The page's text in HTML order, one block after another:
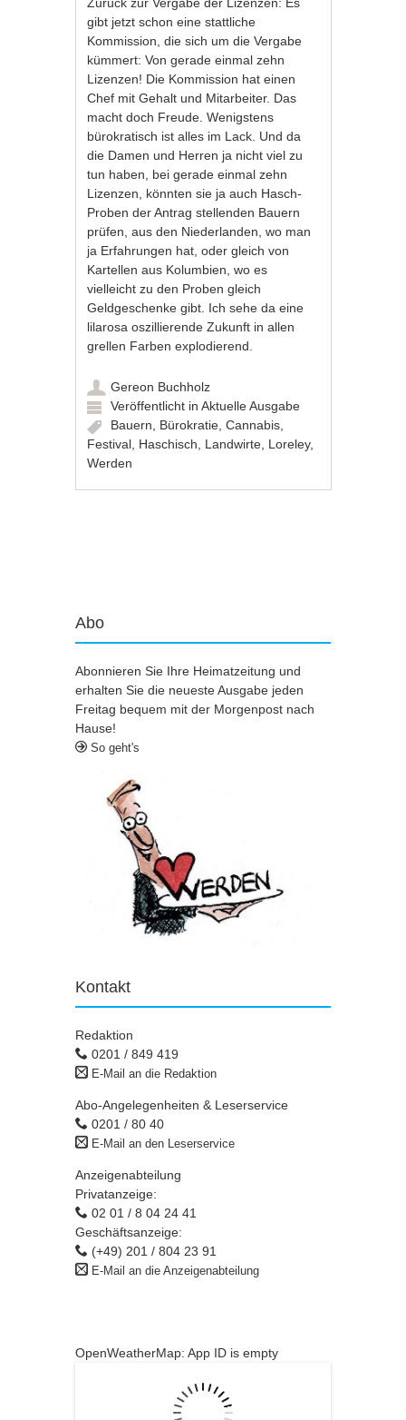
gibt jetzt schon eine stattliche
Kommission, die sich um die Vergabe
kümmert: Von gerade einmal zehn
Lizenzen! Die Kommission hat einen
Chef mit Gehalt und Mitarbeiter. Das
macht doch Freude. Wenigstens
bürokratisch ist alles im Lack. Und da
die Damen und Herren ja nicht viel zu
tun haben, bei gerade einmal zehn
Lizenzen, könnten sie ja auch Hasch-
Proben der Antrag stellenden Bauern
prüfen, aus den Niederlanden, wo man
ja Erfahrungen hat, oder gleich von
Kartellen aus Kolumbien, wo es
vielleicht zu den Proben gleich
Geldgeschenke gibt. Ich sehe da eine
lilarosa oszillierende Zukunft in allen
grellen Farben explodierend.
Gereon Buchholz
Veröffentlicht inAktuelle Ausgabe
Bauern
Bürokratie ,Cannabis
Festival Haschisch Landwirte Loreley,
Werden
Abo
Abonnieren Sie Ihre Heimatzeitung und
erhalten Sie die neueste Ausgabe jeden
Freitag bequem mit der Morgenpost nach
Hause!
So geht's
Kontakt
Redaktion
0201 / 849 419
E-Mail an die Redaktion
Abo-Angelegenheiten & Leserservice
0201 / 80 40
E-Mail an den Leserservice
Anzeigenabteilung
Privatanzeige:
02 01 / 8 04 24 41
Geschäftsanzeige:
(+49) 201 / 804 23 91
E-Mail an die Anzeigenabteilung
OpenWeatherMap: App ID is empty